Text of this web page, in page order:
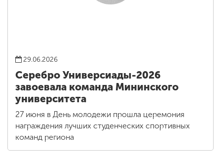
29.06.2026
Серебро Универсиады-2026
завоевала команда Мининского
университета
27 июня в День молодежи прошла церемония
награждения лучших студенческих спортивных
команд региона